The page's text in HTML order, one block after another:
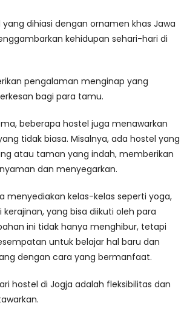
yang dihiasi dengan ornamen khas Jawa
kehidupan sehari-hari di
pengalaman menginap yang
bagi para tamu.
beberapa hostel juga menawarkan
tidak biasa. Misalnya, ada hostel yang
atau taman yang indah, memberikan
dan menyegarkan.
menyediakan kelas-kelas seperti yoga,
yang bisa diikuti oleh para
ini tidak hanya menghibur, tetapi
untuk belajar hal baru dan
dengan cara yang bermanfaat.
hostel di Jogja adalah fleksibilitas dan